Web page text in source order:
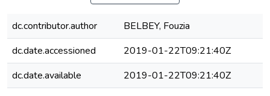
dc.contributor.author
BELBEY, Fouzia
dc.date.accessioned
2019-01-22T09:21:40Z
dc.date.available
2019-01-22T09:21:40Z